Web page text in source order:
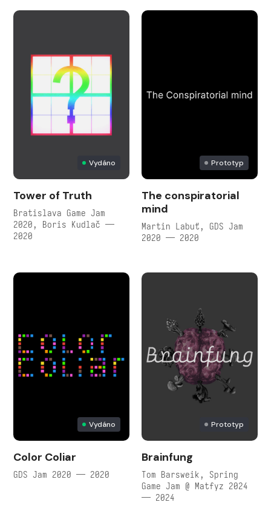
Vydáno
Tower of Truth
Bratislava Game Jam
2020, Boris Kudlač —
2020
Prototyp
The conspiratorial
mind
Martin Labuť, GDS Jam
2020 — 2020
Vydáno
Color Coliar
GDS Jam 2020 — 2020
Prototyp
Brainfung
Tom Barsweik, Spring
Game Jam @ Matfyz 2024
— 2024